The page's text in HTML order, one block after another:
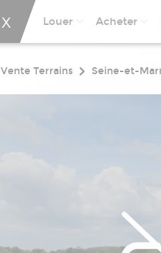
Louer Acheter
Vente Terrains Seine-et-